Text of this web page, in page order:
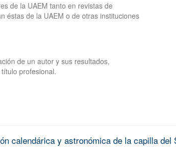
de la UAEM tanto en revistas de
éstas de la UAEM o de otras instituciones
de un autor y sus resultados,
profesional.
calendárica y astronómica de la capilla del